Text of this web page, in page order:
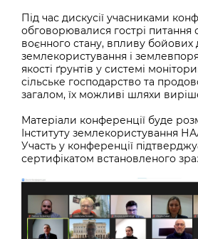
Під час дискусії учасниками
обговорювалися гострі питання
воєнного стану, впливу бойових
землекористування і
якості ґрунтів у системі
сільське господарство та
загалом, їх можливі шляхи
Матеріали конференції буде
Інституту землекористування
Участь у конференції
сертифікатом встановленого